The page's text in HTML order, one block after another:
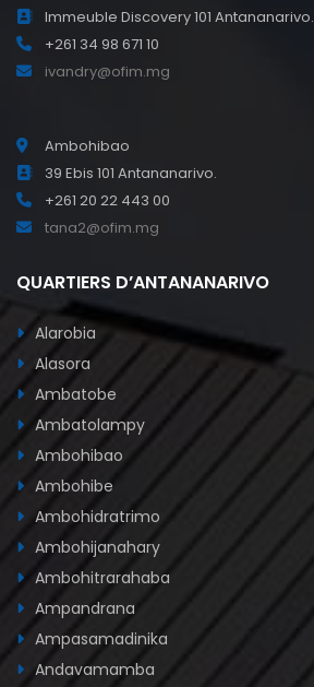
Immeuble Discovery 101 Antananarivo.
+261 34 98 671 10
ivandry@ofim.mg
Ambohibao
39 Ebis 101 Antananarivo.
+261 20 22 443 00
tana2@ofim.mg
QUARTIERS D’ANTANANARIVO
Alarobia
Alasora
Ambatobe
Ambatolampy
Ambohibao
Ambohibe
Ambohidratrimo
Ambohijanahary
Ambohitrarahaba
Ampandrana
Ampasamadinika
Andavamamba